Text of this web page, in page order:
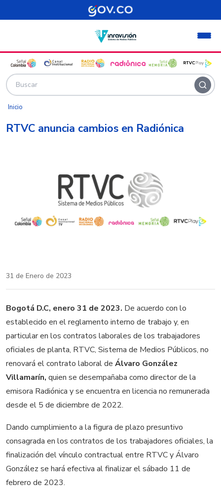
Pasar al contenido principal
Inicio
RTVC anuncia cambios en Radiónica
31 de Enero de 2023
Bogotá D.C, enero 31 de 2023. De acuerdo con lo
establecido en el reglamento interno de trabajo y, en
particular en los contratos laborales de los trabajadores
oficiales de planta, RTVC, Sistema de Medios Públicos, no
renovará el contrato laboral de Álvaro González
Villamarín, quien se desempañaba como director de la
emisora Radiónica y se encuentra en licencia no remunerada
desde el 5 de diciembre de 2022.
Dando cumplimiento a la figura de plazo presuntivo
consagrada en los contratos de los trabajadores oficiales, la
finalización del vínculo contractual entre RTVC y Álvaro
González se hará efectiva al finalizar el sábado 11 de
febrero de 2023.